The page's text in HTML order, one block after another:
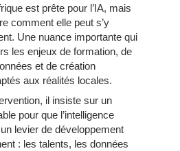
est prête pour l’IA, mais
comment elle peut s’y
Une nuance importante qui
les enjeux de formation, de
et de création
aux réalités locales.
il insiste sur un
pour que l’intelligence
levier de développement
: les talents, les données